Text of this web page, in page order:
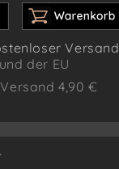
Versand
der EU
4,90 €